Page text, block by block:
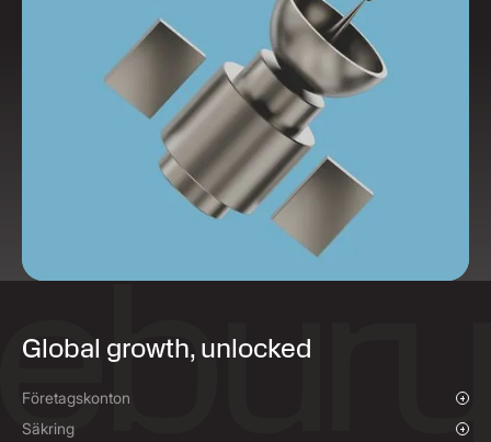
Global growth, unlocked
Företagskonton
Översikt
Säkring